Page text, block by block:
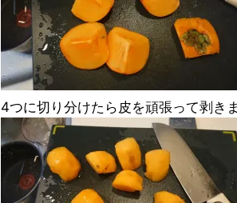
4つに切り分けたら皮を頑張って剥き